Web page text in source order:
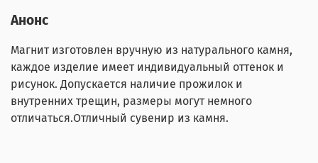
Анонс
Магнит изготовлен вручную из натурального камня,
каждое изделие имеет индивидуальный оттенок и
рисунок. Допускается наличие прожилок и
внутренних трещин, размеры могут немного
отличаться.Отличный сувенир из камня.